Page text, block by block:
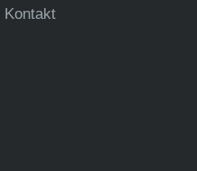
Kontakt